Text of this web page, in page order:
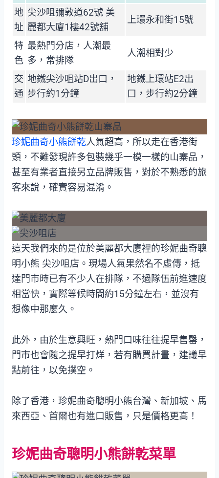
地
址
尖沙咀彌敦道62號 美
麗都大廈1樓42號舖
上環永和街15號
特
色
最熱門分店，人潮最
多，常排隊
人潮相對少
交
通
地鐵尖沙咀站D出口，
步行約1分鐘
地鐵上環站E2出
口，步行約2分鐘
珍妮曲奇小熊餅乾人氣超高，所以走在香港街
頭，不難發現許多包裝幾乎一模一樣的山寨品，
甚至有業者直接另立品牌販售，對於不熟悉的旅
客來說，確實容易混淆。
這天我們來的是位於美麗都大廈裡的珍妮曲奇聰
明小熊 尖沙咀店。現場人氣果然名不虛傳，抵
達門市時已有不少人在排隊，不過隊伍前進速度
相當快，實際等候時間約15分鐘左右，並沒有
想像中那麼久。
此外，由於生意興旺，熱門口味往往提早售罄，
門市也會隨之提早打烊，若有購買計畫，建議早
點前往，以免撲空。
除了香港，珍妮曲奇聰明小熊台灣、新加坡、馬
來西亞、首爾也有進口販售，只是價格更高！
珍妮曲奇聰明小熊餅乾菜單